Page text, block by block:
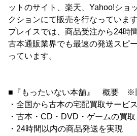
ットのサイト、楽天、Yahoo!ショ
クションにて販売を行なっていま
プレイスでは、商品受注から24時
古本通販業界でも最速の発送スピ
っています。
■『もったいない本舗』 概要 ※
・全国から古本の宅配買取サービ
・古本・CD・DVD・ゲームの買取
・24時間以内の商品発送を実現